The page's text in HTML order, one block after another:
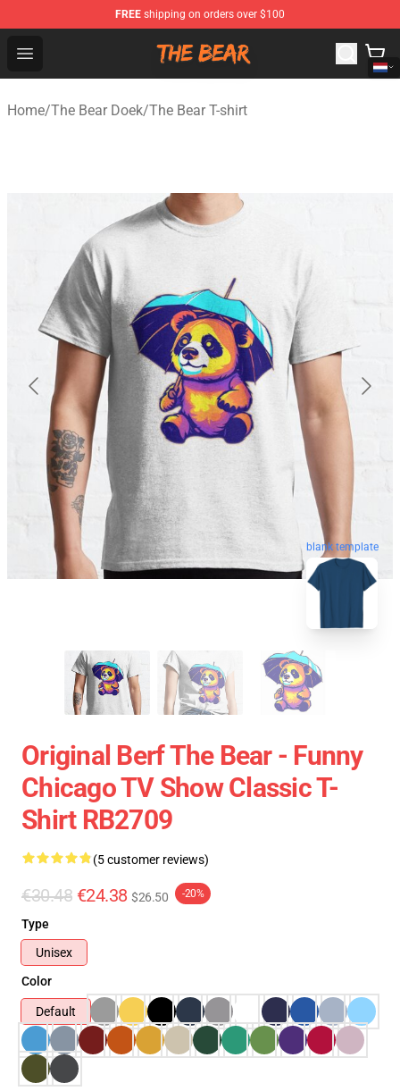
FREE shipping on orders over $100
Open menu
The Bear Shop - Official The Bear Merchandise Store
Home/The Bear Doek/The Bear T-shirt
blank template
Original Berf The Bear - Funny
Chicago TV Show Classic T-
Shirt RB2709
(5 customer reviews)
€30.48 €24.38 $26.50 -20%
Type
Unisex
Color
Default